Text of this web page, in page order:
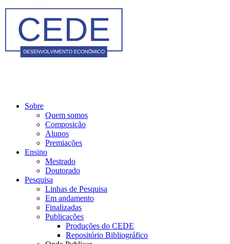
Sobre
Quem somos
Composição
Alunos
Premiações
Ensino
Mestrado
Doutorado
Pesquisa
Linhas de Pesquisa
Em andamento
Finalizadas
Publicações
Produções do CEDE
Repositório Bibliográfico